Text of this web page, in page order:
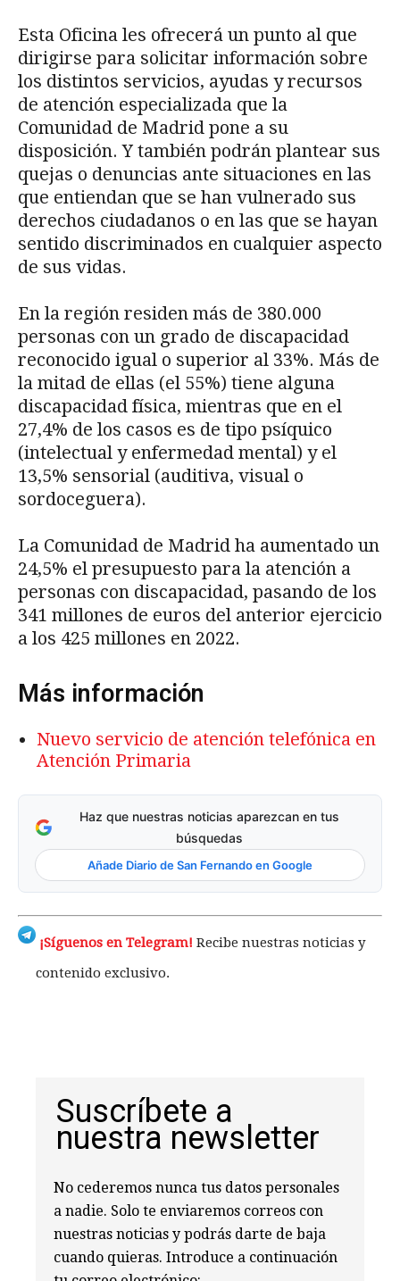
Esta Oficina les ofrecerá un punto al que
dirigirse para solicitar información sobre
los distintos servicios, ayudas y recursos
de atención especializada que la
Comunidad de Madrid pone a su
disposición. Y también podrán plantear sus
quejas o denuncias ante situaciones en las
que entiendan que se han vulnerado sus
derechos ciudadanos o en las que se hayan
sentido discriminados en cualquier aspecto
de sus vidas.
En la región residen más de 380.000
personas con un grado de discapacidad
reconocido igual o superior al 33%. Más de
la mitad de ellas (el 55%) tiene alguna
discapacidad física, mientras que en el
27,4% de los casos es de tipo psíquico
(intelectual y enfermedad mental) y el
13,5% sensorial (auditiva, visual o
sordoceguera).
La Comunidad de Madrid ha aumentado un
24,5% el presupuesto para la atención a
personas con discapacidad, pasando de los
341 millones de euros del anterior ejercicio
a los 425 millones en 2022.
Más información
Nuevo servicio de atención telefónica en
Atención Primaria
Haz que nuestras noticias aparezcan en tus
búsquedas
Añade Diario de San Fernando en Google
¡Síguenos en Telegram! Recibe nuestras noticias y
contenido exclusivo.
Suscríbete a
nuestra newsletter
No cederemos nunca tus datos personales
a nadie. Solo te enviaremos correos con
nuestras noticias y podrás darte de baja
cuando quieras. Introduce a continuación